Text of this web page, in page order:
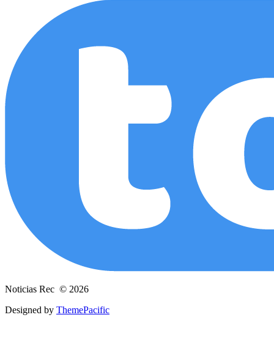
Noticias Rec © 2026
Designed by ThemePacific